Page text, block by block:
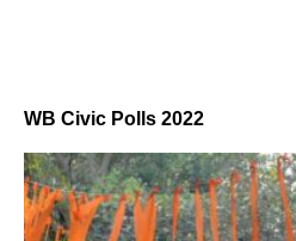
WB Civic Polls 2022